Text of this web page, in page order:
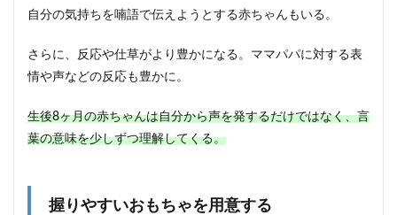
自分の気持ちを喃語で伝えようとする赤ちゃんもいる。
さらに、反応や仕草がより豊かになる。ママパパに対する表
情や声などの反応も豊かに。
生後8ヶ月の赤ちゃんは自分から声を発するだけではなく、言
葉の意味を少しずつ理解してくる。
握りやすいおもちゃを用意する